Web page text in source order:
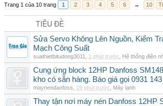
Trang 1 của 10 trang 1 2 3 4 5 6 → 10
TIÊU ĐỀ
Sửa Servo Không Lên Nguồn, Kiểm
Mạch Công Suất
suathietbitudong3011 1 phút trước Hệ thống điện
Cung ứng block 12HP Danfoss
kho có sẵn hàng. Báo giá gọi 0931
maynendanfoss 19 phút trước Máy lạnh
Thay tận nơi máy nén Danfoss 12HP